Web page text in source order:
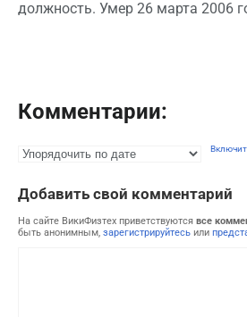
должность. Умер 26 марта 2006
Комментарии:
Добавить свой комментарий
На сайте ВикиФизтех приветствуются все
быть анонимным, зарегистрируйтесь или